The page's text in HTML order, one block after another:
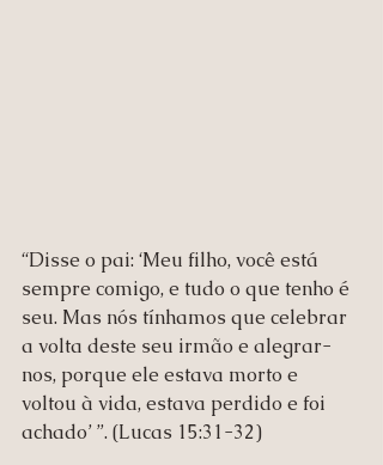
“Disse o pai: ‘Meu filho, você está
sempre comigo, e tudo o que tenho é
seu. Mas nós tínhamos que celebrar
a volta deste seu irmão e alegrar-
nos, porque ele estava morto e
voltou à vida, estava perdido e foi
achado’ ”. (Lucas 15:31-32)